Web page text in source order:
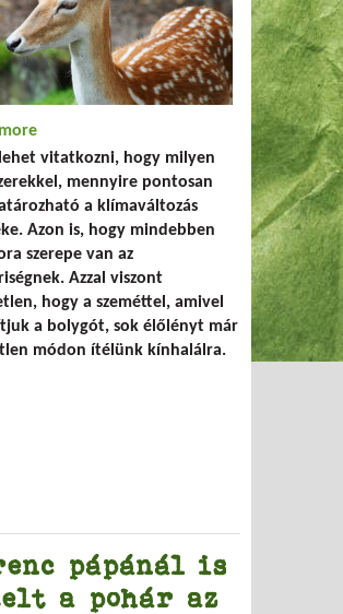
about A műanyag nem csak messzi
egzotikus állatokat öl meg
vitatkozni, hogy milyen
mennyire pontosan
a klímaváltozás
Azon is, hogy mindebben
szerepe van az
Azzal viszont
hogy a szeméttel, amivel
a bolygót, sok élőlényt már
módon ítélünk kínhalálra.
pápánál is
a pohár az